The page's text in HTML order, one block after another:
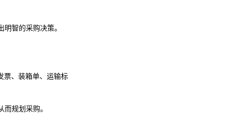
智的采购决策。
票、装箱单、运输标
规划采购。